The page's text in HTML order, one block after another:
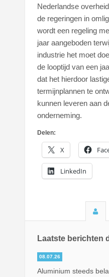
Nederlandse
de regeringen in
wordt een regeling
jaar aangeboden
industrie het moet
de looptijd van een
dat het hierdoor
termijnplannen te
kunnen leveren aan
onderneming.
Delen:
X
LinkedIn
Laatste berichten
08.07.26
Aluminium steeds